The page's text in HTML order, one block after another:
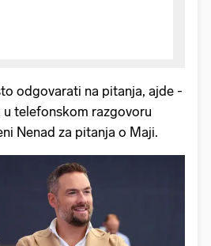
odgovarati na pitanja, ajde -
telefonskom razgovoru
Nenad za pitanja o Maji.